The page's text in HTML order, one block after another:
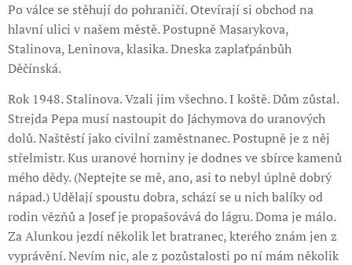
Po válce se stěhují do pohraničí. Otevírají si obchod na
hlavní ulici v našem městě. Postupně Masarykova,
Stalinova, Leninova, klasika. Dneska zaplaťpánbůh
Děčínská.
Rok 1948. Stalinova. Vzali jim všechno. I koště. Dům zůstal.
Strejda Pepa musí nastoupit do Jáchymova do uranových
dolů. Naštěstí jako civilní zaměstnanec. Postupně je z něj
střelmistr. Kus uranové horniny je dodnes ve sbírce kamenů
mého dědy. (Neptejte se mě, ano, asi to nebyl úplně dobrý
nápad.) Udělají spoustu dobra, schází se u nich balíky od
rodin vězňů a Josef je propašovává do lágru. Doma je málo.
Za Alunkou jezdí několik let bratranec, kterého znám jen z
vyprávění. Nevím nic, ale z pozůstalosti po ní mám několik